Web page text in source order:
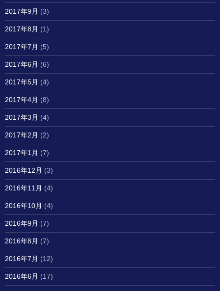
2017年9月 (3)
2017年8月 (1)
2017年7月 (5)
2017年6月 (6)
2017年5月 (4)
2017年4月 (8)
2017年3月 (4)
2017年2月 (2)
2017年1月 (7)
2016年12月 (3)
2016年11月 (4)
2016年10月 (4)
2016年9月 (7)
2016年8月 (7)
2016年7月 (12)
2016年6月 (17)